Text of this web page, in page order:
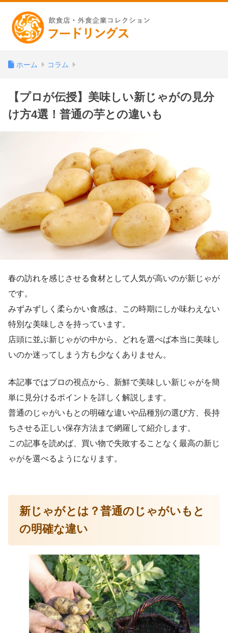
ホーム コラム
【プロが伝授】美味しい新じゃがの見分
け方4選！普通の芋との違いも
春の訪れを感じさせる食材として人気が高いのが新じゃが
です。
みずみずしく柔らかい食感は、この時期にしか味わえない
特別な美味しさを持っています。
店頭に並ぶ新じゃがの中から、どれを選べば本当に美味し
いのか迷ってしまう方も少なくありません。
本記事ではプロの視点から、新鮮で美味しい新じゃがを簡
単に見分けるポイントを詳しく解説します。
普通のじゃがいもとの明確な違いや品種別の選び方、長持
ちさせる正しい保存方法まで網羅して紹介します。
この記事を読めば、買い物で失敗することなく最高の新じ
ゃがを選べるようになります。
新じゃがとは？普通のじゃがいもと
の明確な違い